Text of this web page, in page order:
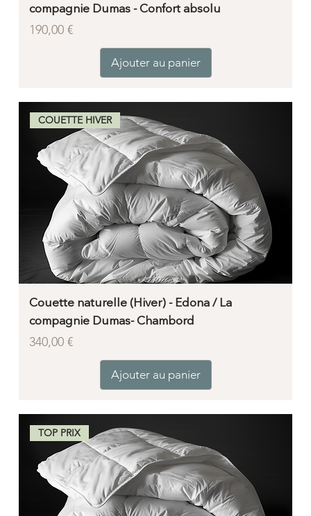
compagnie Dumas - Confort absolu
Prix
190,00 €
Ajouter au panier
COUETTE HIVER
Couette naturelle (Hiver) - Edona / La
compagnie Dumas- Chambord
Prix
340,00 €
Ajouter au panier
TOP PRIX